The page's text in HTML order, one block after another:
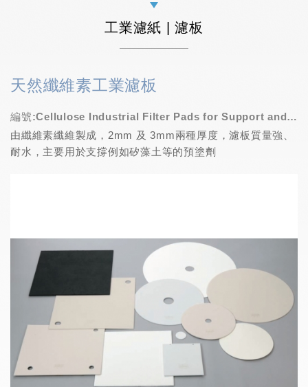
工業濾紙 | 濾板
天然纖維素工業濾板
編號:Cellulose Industrial Filter Pads for Support and
Purification
由纖維素纖維製成，2mm 及 3mm兩種厚度，濾板質量強、
耐水，主要用於支撐例如矽藻土等的預塗劑